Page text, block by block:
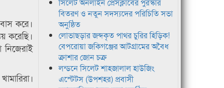
করে।
করেছি।
সিলেট অনলাইন প্রেসক্লাবের পুরস্কার
বিতরণ ও নতুন সদস্যদের পরিচিতি সভা
অনুষ্ঠিত
লোভাছড়ার জব্দকৃত পাথর চুরির হিড়িক!
বেপরোয়া জকিগঞ্জের আটগ্রামের অবৈধ
ক্রাশার জোন চক্র
লন্ডনে সিলেট শাহজালাল হাউজিং
এস্টেটস (উপশহর) প্রবাসী